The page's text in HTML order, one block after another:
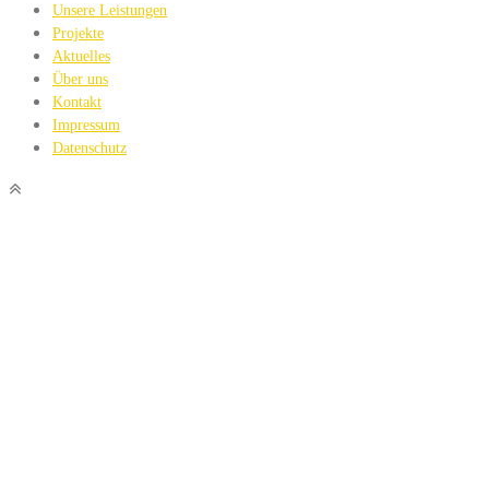
Unsere Leistungen
Projekte
Aktuelles
Über uns
Kontakt
Impressum
Datenschutz